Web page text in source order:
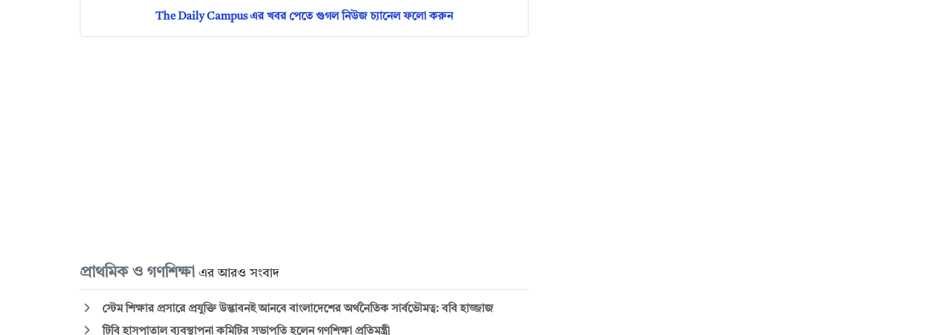
The Daily Campus এর খবর পেতে গুগল নিউজ চ্যানেল ফলো করুন
প্রাথমিক ও গণশিক্ষা এর আরও সংবাদ
স্টেম শিক্ষার প্রসারে প্রযুক্তি উদ্ভাবনই আনবে বাংলাদেশের অর্থনৈতিক সার্বভৌমত্ব: ববি হাজ্জাজ
টিবি হাসপাতাল ব্যবস্থাপনা কমিটির সভাপতি হলেন গণশিক্ষা প্রতিমন্ত্রী